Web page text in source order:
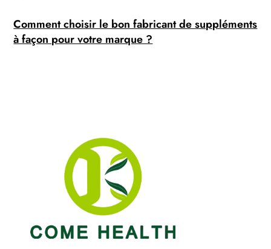
Comment choisir le bon fabricant de suppléments
à façon pour votre marque ?